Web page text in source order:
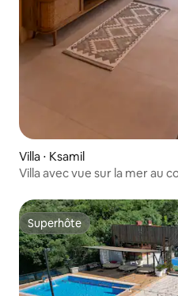
Villa ⋅ Ksamil
Villa avec vue sur la mer au
Superhôte
Superhôte